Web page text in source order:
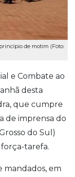
de motim (Foto:
e Combate ao
desta
que cumpre
de imprensa do
do Sul)
tarefa.
mandados, em